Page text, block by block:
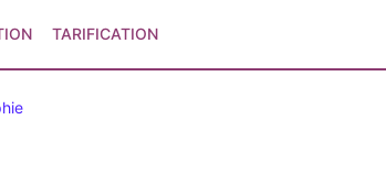
TARIFICATION